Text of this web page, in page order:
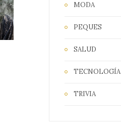
MODA
PEQUES
SALUD
TECNOLOGÍA
TRIVIA